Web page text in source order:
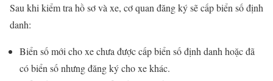
Sau khi kiểm tra hồ sơ và xe, cơ quan đăng ký sẽ cấp biển số định
danh:
Biển số mới cho xe chưa được cấp biển số định danh hoặc đã
có biển số nhưng đăng ký cho xe khác.